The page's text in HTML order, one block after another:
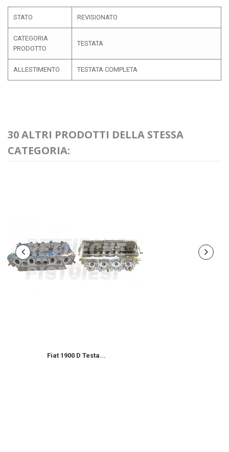
STATO REVISIONATO
CATEGORIA
PRODOTTO
TESTATA
ALLESTIMENTO TESTATA COMPLETA
30 ALTRI PRODOTTI DELLA STESSA
CATEGORIA:
Fiat 1900 D Testa...